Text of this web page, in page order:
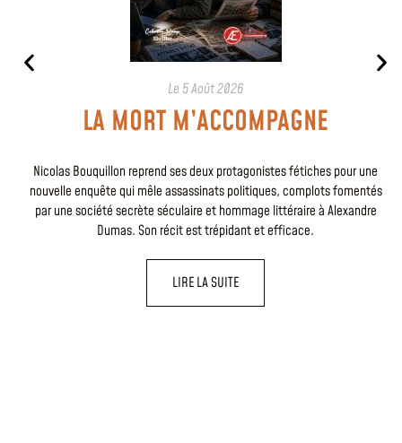
Le 5 Août 2026
LA MORT M’ACCOMPAGNE
Nicolas Bouquillon reprend ses deux protagonistes fétiches pour une
nouvelle enquête qui mêle assassinats politiques, complots fomentés
par une société secrète séculaire et hommage littéraire à Alexandre
Dumas. Son récit est trépidant et efficace.
LIRE LA SUITE